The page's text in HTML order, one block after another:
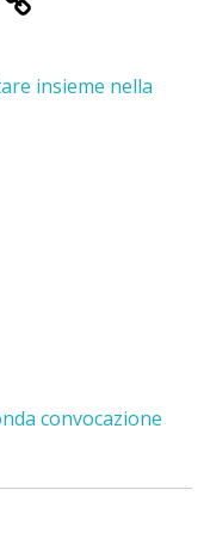
insieme nella
convocazione